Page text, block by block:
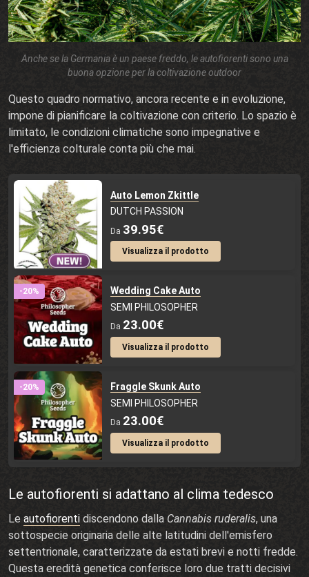
Anche se la Germania è un paese freddo, le autofiorenti sono una
buona opzione per la coltivazione outdoor
Questo quadro normativo, ancora recente e in evoluzione,
impone di pianificare la coltivazione con criterio. Lo spazio è
limitato, le condizioni climatiche sono impegnative e
l'efficienza colturale conta più che mai.
Auto Lemon Zkittle
DUTCH PASSION
Da 39.95€
Visualizza il prodotto
-20%
Wedding Cake Auto
SEMI PHILOSOPHER
Da 23.00€
Visualizza il prodotto
-20%
Fraggle Skunk Auto
SEMI PHILOSOPHER
Da 23.00€
Visualizza il prodotto
Le autofiorenti si adattano al clima tedesco
Le autofiorenti discendono dalla Cannabis ruderalis, una
sottospecie originaria delle alte latitudini dell'emisfero
settentrionale, caratterizzate da estati brevi e notti fredde.
Questa eredità genetica conferisce loro due tratti decisivi